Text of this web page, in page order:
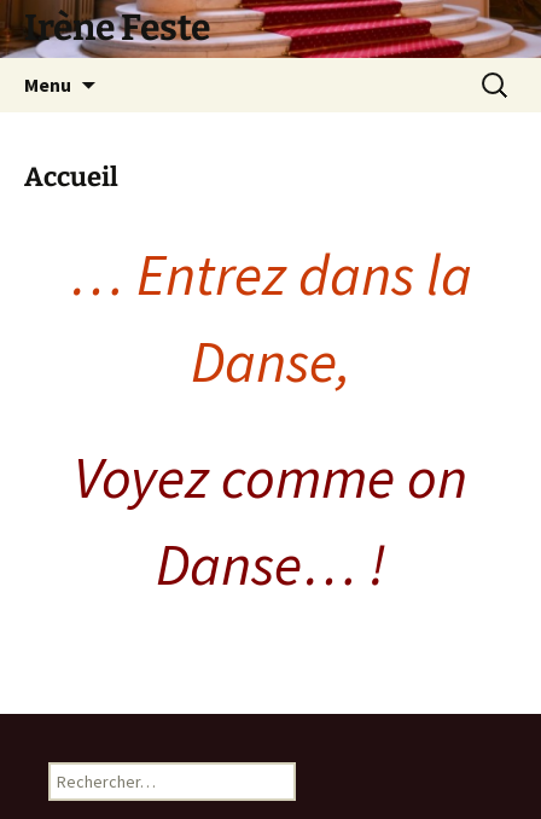
Aller
au Irène Feste
Menu
Accueil
… Entrez dans la
Danse,
Voyez comme on
Danse… !
Rechercher :